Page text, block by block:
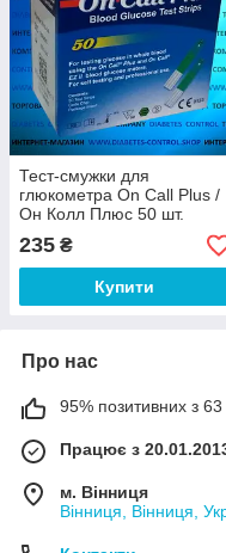
Тест-смужки для
глюкометра On Call Plus /
Он Колл Плюс 50 шт.
235 ₴
Купити
Про нас
95% позитивних з 63
Працює з
м. Вінниця
Вінниця, Вінниця,